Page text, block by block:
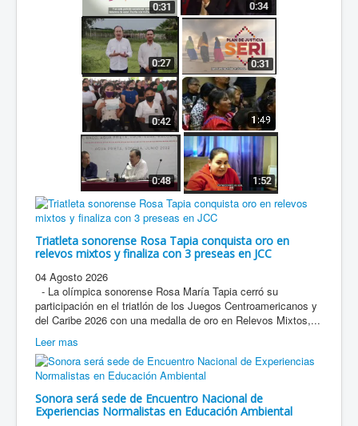
Triatleta sonorense Rosa Tapia conquista oro en
relevos mixtos y finaliza con 3 preseas en JCC
04 Agosto 2026
- La olímpica sonorense Rosa María Tapia cerró su
participación en el triatlón de los Juegos Centroamericanos y
del Caribe 2026 con una medalla de oro en Relevos Mixtos,...
Leer mas
Sonora será sede de Encuentro Nacional de
Experiencias Normalistas en Educación Ambiental